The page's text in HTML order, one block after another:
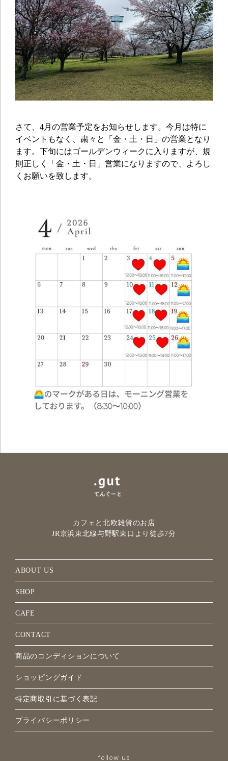
さて、4月の営業予定をお知らせします。今月は特に
イベントもなく、粛々と「金・土・日」の営業となり
ます。下旬にはゴールデンウィークに入りますが、規
則正しく「金・土・日」営業になりますので、よろし
くお願いを致します。
カフェと北欧雑貨のお店
JR京浜東北線与野駅東口より徒歩7分
ABOUT US
SHOP
CAFE
CONTACT
商品のコンディションについて
ショッピングガイド
特定商取引に基づく表記
プライバシーポリシー
follow us